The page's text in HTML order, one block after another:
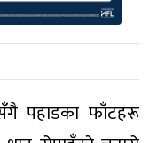
पहाडका फाँटहरू